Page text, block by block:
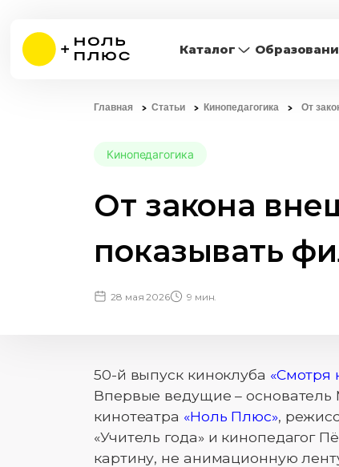
Каталог
Главная Статьи Кинопедагогика От
Кинопедагогика
От закона
показывать
28 мая 2026 9 мин.
50-й выпуск киноклуба «Смотря
Впервые ведущие –
кинотеатра «Ноль Плюс»,
«Учитель года» и кинопедагог
картину, не анимационную